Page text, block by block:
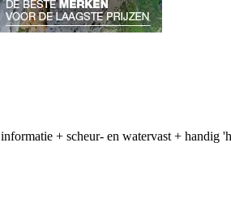
+ scheur- en watervast + handig